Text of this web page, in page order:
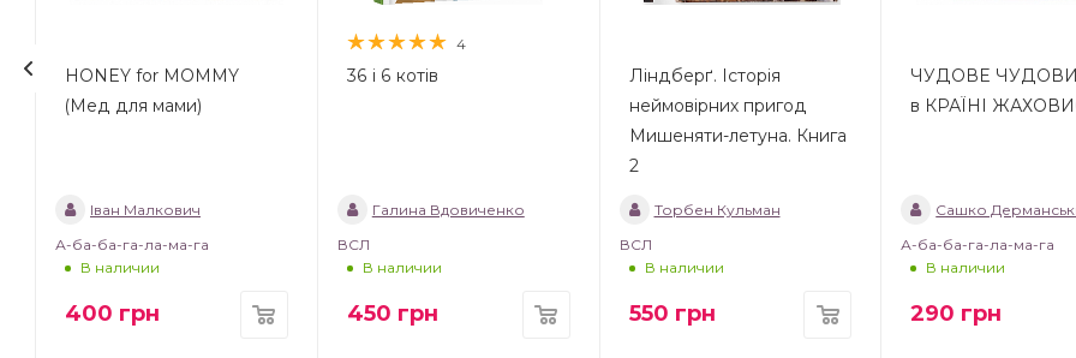
HONEY for MOMMY
(Мед для мами)
Іван Малкович
А-ба-ба-га-ла-ма-га
В наличии
400 грн
4
36 і 6 котів
Галина Вдовиченко
ВСЛ
В наличии
450 грн
Ліндберґ. Історія
неймовірних пригод
Мишеняти-летуна. Книга
2
Торбен Кульман
ВСЛ
В наличии
550 грн
ЧУДОВЕ
в КРАЇНІ
Сашко
А-ба-ба-га-ла-ма-га
В наличии
290 грн